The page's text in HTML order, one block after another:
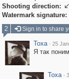
Shooting direction: 
Watermark signature:
2
Sign in to share
Toxa · 25
Я так
Toxa ·